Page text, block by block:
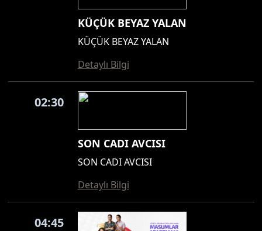
KÜÇÜK BEYAZ YALAN
KÜÇÜK BEYAZ YALAN
Detaylı Bilgi
02:30
SON CADI AVCISI
SON CADI AVCISI
Detaylı Bilgi
04:45